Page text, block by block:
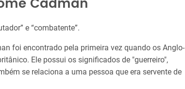
e “combatente”.
foi encontrado pela primeira vez quando os Anglo-
Ele possui os significados de "guerreiro",
se relaciona a uma pessoa que era servente de